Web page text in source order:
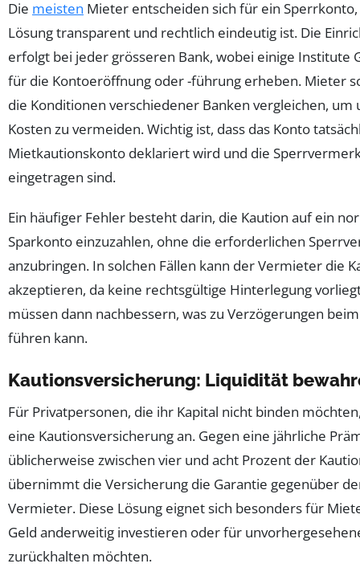
Die meisten Mieter entscheiden sich für ein
Lösung transparent und rechtlich eindeutig ist. Die
erfolgt bei jeder grösseren Bank, wobei einige Institute
für die Kontoeröffnung oder -führung erheben. Mieter
die Konditionen verschiedener Banken vergleichen, um
Kosten zu vermeiden. Wichtig ist, dass das Konto
Mietkautionskonto deklariert wird und die
eingetragen sind.
Ein häufiger Fehler besteht darin, die Kaution auf ein
Sparkonto einzuzahlen, ohne die erforderlichen
anzubringen. In solchen Fällen kann der Vermieter die
akzeptieren, da keine rechtsgültige Hinterlegung
müssen dann nachbessern, was zu Verzögerungen
führen kann.
Kautionsversicherung: Liquidität
Für Privatpersonen, die ihr Kapital nicht binden
eine Kautionsversicherung an. Gegen eine jährliche
üblicherweise zwischen vier und acht Prozent der
übernimmt die Versicherung die Garantie gegenüber
Vermieter. Diese Lösung eignet sich besonders für
Geld anderweitig investieren oder für
zurückhalten möchten.